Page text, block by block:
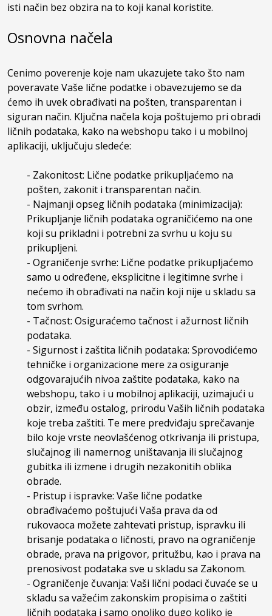
isti način bez obzira na to koji kanal koristite.
Osnovna načela
Cenimo poverenje koje nam ukazujete tako što nam
poveravate Vaše lične podatke i obavezujemo se da
ćemo ih uvek obrađivati na pošten, transparentan i
siguran način. Ključna načela koja poštujemo pri obradi
ličnih podataka, kako na webshopu tako i u mobilnoj
aplikaciji, uključuju sledeće:
- Zakonitost: Lične podatke prikupljaćemo na
pošten, zakonit i transparentan način.
- Najmanji opseg ličnih podataka (minimizacija):
Prikupljanje ličnih podataka ograničićemo na one
koji su prikladni i potrebni za svrhu u koju su
prikupljeni.
- Ograničenje svrhe: Lične podatke prikupljaćemo
samo u određene, eksplicitne i legitimne svrhe i
nećemo ih obrađivati na način koji nije u skladu sa
tom svrhom.
- Tačnost: Osiguraćemo tačnost i ažurnost ličnih
podataka.
- Sigurnost i zaštita ličnih podataka: Sprovodićemo
tehničke i organizacione mere za osiguranje
odgovarajućih nivoa zaštite podataka, kako na
webshopu, tako i u mobilnoj aplikaciji, uzimajući u
obzir, između ostalog, prirodu Vaših ličnih podataka
koje treba zaštiti. Te mere predviđaju sprečavanje
bilo koje vrste neovlašćenog otkrivanja ili pristupa,
slučajnog ili namernog uništavanja ili slučajnog
gubitka ili izmene i drugih nezakonitih oblika
obrade.
- Pristup i ispravke: Vaše lične podatke
obrađivaćemo poštujući Vaša prava da od
rukovaoca možete zahtevati pristup, ispravku ili
brisanje podataka o ličnosti, pravo na ograničenje
obrade, prava na prigovor, pritužbu, kao i prava na
prenosivost podataka sve u skladu sa Zakonom.
- Ograničenje čuvanja: Vaši lični podaci čuvaće se u
skladu sa važećim zakonskim propisima o zaštiti
ličnih podataka i samo onoliko dugo koliko je